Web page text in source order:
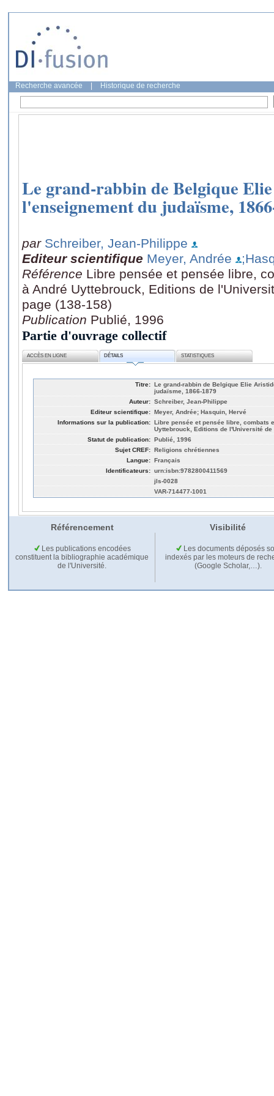
Recherche avancée Historique de recherche
Le grand-rabbin de Belgique
l'enseignement du judaïsme,
par Schreiber, Jean-Philippe
Editeur scientifique Meyer, Andrée
Référence Libre pensée et pensée libre,
à André Uyttebrouck, Editions de
page (138-158)
Publication Publié, 1996
Partie d'ouvrage collectif
ACCÈS EN LIGNE DÉTAILS STATISTIQUES
Titre: Le grand-rabbin de Belgique Elie
judaïsme, 1866-1879
Auteur: Schreiber, Jean-Philippe
Editeur scientifique: Meyer, Andrée; Hasquin, Hervé
Informations sur la publication: Libre pensée et pensée libre, combats
Uyttebrouck, Editions de l'Université
Statut de publication: Publié, 1996
Sujet CREF: Religions chrétiennes
Langue: Français
Identificateurs: urn:isbn:9782800411569
jls-0028
VAR-714477-1001
Référencement Visibilité
Les publications encodées
constituent la bibliographie académique
de l'Université.
Les documents déposés
indexés par les moteurs de
(Google Scholar,…).